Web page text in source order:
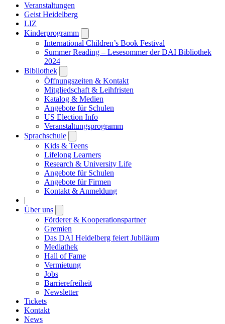
Veranstaltungen
Geist Heidelberg
LIZ
Kinderprogramm
submenu
International Children’s Book Festival
Summer Reading – Lesesommer der DAI Bibliothek
2024
Bibliothek
submenu
Öffnungszeiten & Kontakt
Mitgliedschaft & Leihfristen
Katalog & Medien
Angebote für Schulen
US Election Info
Veranstaltungsprogramm
Sprachschule
submenu
Kids & Teens
Lifelong Learners
Research & University Life
Angebote für Schulen
Angebote für Firmen
Kontakt & Anmeldung
|
Über uns
submenu
Förderer & Kooperationspartner
Gremien
Das DAI Heidelberg feiert Jubiläum
Mediathek
Hall of Fame
Vermietung
Jobs
Barrierefreiheit
Newsletter
Tickets
Kontakt
News